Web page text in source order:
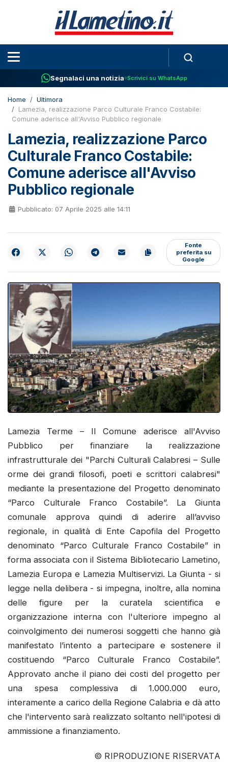
Segnalaci una notizia Scrivici su WhatsApp
Home
Ultimora
Lamezia, realizzazione Parco Culturale Franco Costabile:
Comune aderisce all'Avviso Pubblico regionale
Lamezia, realizzazione Parco
Culturale Franco Costabile:
Comune aderisce all'Avviso
Pubblico regionale
Pubblicato: 07 Aprile 2025 alle 14:11
Fonte
preferita su
Google
Lamezia Terme – Il Comune aderisce all'Avviso
Pubblico per finanziare la realizzazione
infrastrutturale dei "Parchi Culturali Calabresi – Sulle
orme dei grandi filosofi, poeti e scrittori calabresi"
mediante la presentazione del Progetto denominato
“Parco Culturale Franco Costabile”. La Giunta
comunale approva quindi di aderire all’avviso
regionale, in qualità di Ente Capofila del Progetto
denominato “Parco Culturale Franco Costabile” in
forma associata con il Sistema Bibliotecario Lametino,
Lamezia Europa e Lamezia Multiservizi. La Giunta - si
legge nella delibera - si impegna, inoltre, alla nomina
delle figure per la curatela scientifica e
organizzazione interna con l'ulteriore impegno al
coinvolgimento dei numerosi soggetti che hanno già
manifestato l’intento a partecipare e sostenere il
costituendo “Parco Culturale Franco Costabile”.
Approvato anche il piano dei costi del progetto per
una spesa complessiva di 1.000.000 euro,
interamente a carico della Regione Calabria e dà atto
che l'intervento sarà realizzato soltanto nell'ipotesi di
ammissione a finanziamento.
© RIPRODUZIONE RISERVATA